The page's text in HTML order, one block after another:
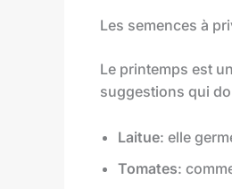
Les semences à
Le printemps est
suggestions qui
Laitue: elle
Tomates: